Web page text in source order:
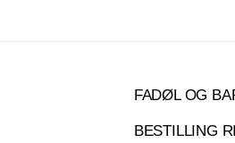
FADØL OG
BESTILLING